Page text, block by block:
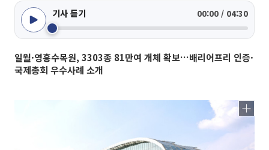
기사 듣기 00:00 / 04:30
일월·영흥수목원, 3303종 81만여 개체 확보…배리어프리 인증·
국제총회 우수사례 소개